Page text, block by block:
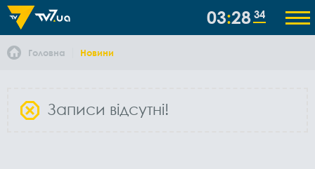
03 28 34
Головна Новини
Записи відсутні!